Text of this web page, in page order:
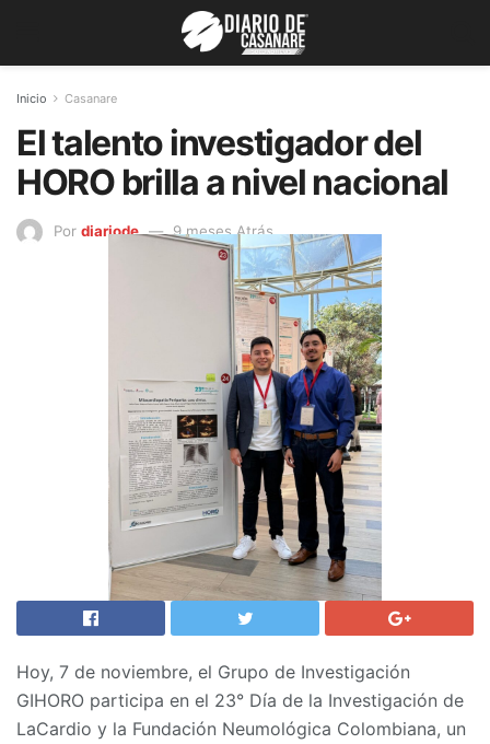
Inicio Casanare
El talento investigador del
HORO brilla a nivel nacional
Por diariode 9 meses Atrás
Hoy, 7 de noviembre, el Grupo de Investigación
GIHORO participa en el 23° Día de la Investigación de
LaCardio y la Fundación Neumológica Colombiana, un